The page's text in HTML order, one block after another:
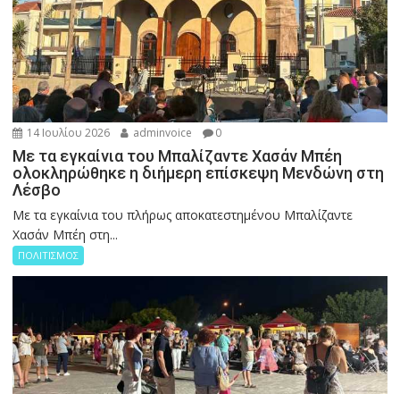
14 Ιουλίου 2026 adminvoice 0
Με τα εγκαίνια του Μπαλίζαντε Χασάν Μπέη
ολοκληρώθηκε η διήμερη επίσκεψη Μενδώνη στη
Λέσβο
Με τα εγκαίνια του πλήρως αποκατεστημένου Μπαλίζαντε
Χασάν Μπέη στη...
ΠΟΛΙΤΙΣΜΟΣ